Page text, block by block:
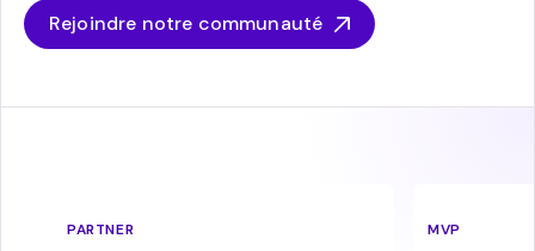
Rejoindre notre communauté
PARTNER MVP